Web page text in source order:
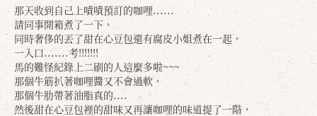
那天收到自己上嘖嘖預訂的咖哩......
請同事開箱煮了一下，
同時奢侈的丟了甜在心豆包還有腐皮小姐煮在一起，
一入口.......考!!!!!!!
馬的難怪紀錄上二刷的人這麼多啦~~~
那個牛筋扒著咖哩醬又不會過軟，
那個牛肋帶著油脂真的....
然後甜在心豆包裡的甜味又再讓咖哩的味道提了一階，